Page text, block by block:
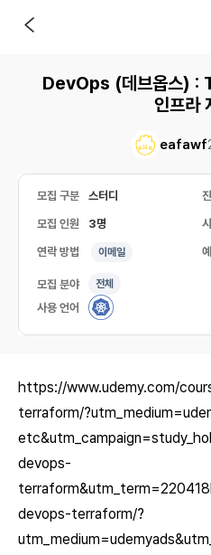
DevOps (데브옵스) :
인프라
eafawf
모집 구분 스터디
모집 인원 3명
연락 방법 이메일
모집 분야 전체
사용 언어
https://www.udemy.com/
terraform/
devops-
devops-terraform/?